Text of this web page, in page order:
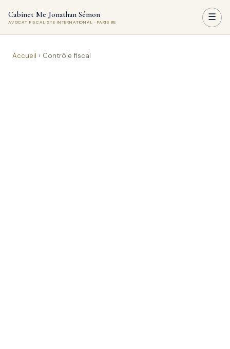
Cabinet Me Jonathan Sémon
AVOCAT FISCALISTE INTERNATIONAL · PARIS 8E ☰
Accueil › Contrôle fiscal